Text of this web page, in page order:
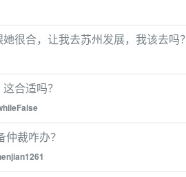
很合，让我去苏州发展，我该去吗？
合适吗？
裁咋办？